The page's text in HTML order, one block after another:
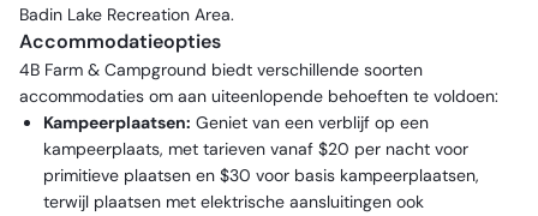
Badin Lake Recreation Area.
Accommodatieopties
4B Farm & Campground biedt verschillende soorten
accommodaties om aan uiteenlopende behoeften te voldoen:
Kampeerplaatsen: Geniet van een verblijf op een
kampeerplaats, met tarieven vanaf $20 per nacht voor
primitieve plaatsen en $30 voor basis kampeerplaatsen,
terwijl plaatsen met elektrische aansluitingen ook